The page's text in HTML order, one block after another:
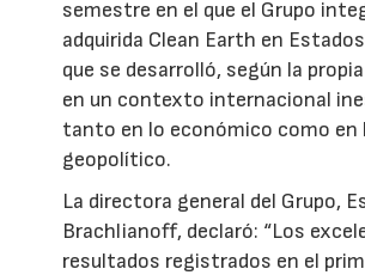
semestre en el que el Grupo
adquirida Clean Earth en
que se desarrolló, según la
en un contexto internacional
tanto en lo económico como en
geopolítico.
La directora general del Grupo,
Brachlianoff, declaró: “Los
resultados registrados en el